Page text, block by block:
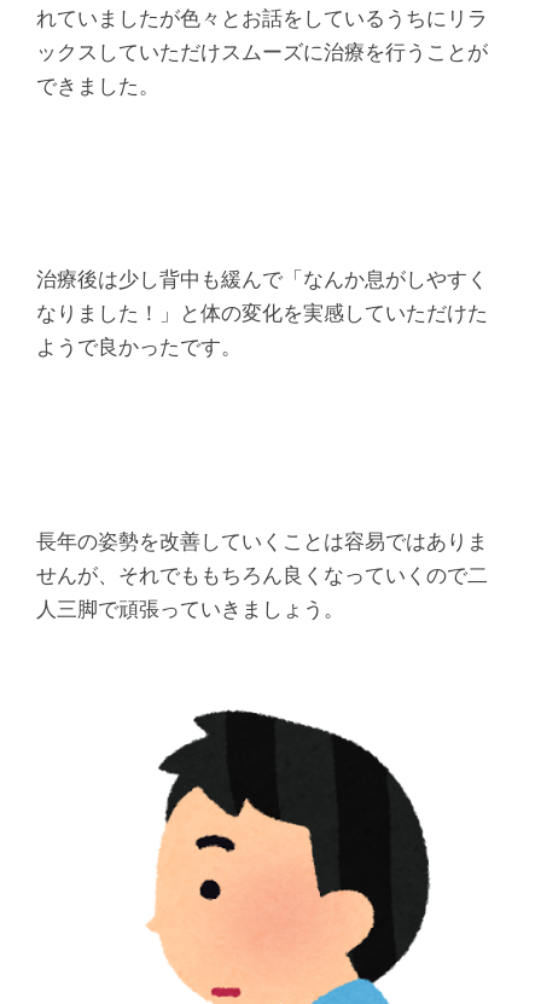
れていましたが色々とお話をしているうちにリラ
ックスしていただけスムーズに治療を行うことが
できました。
治療後は少し背中も緩んで「なんか息がしやすく
なりました！」と体の変化を実感していただけた
ようで良かったです。
長年の姿勢を改善していくことは容易ではありま
せんが、それでももちろん良くなっていくので二
人三脚で頑張っていきましょう。